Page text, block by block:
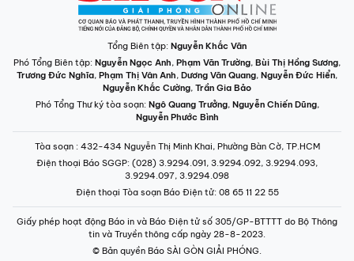
Tổng Biên tập: Nguyễn Khắc Văn
Phó Tổng Biên tập: Nguyễn Ngọc Anh, Phạm Văn Trường, Bùi Thị Hồng Sương,
Trương Đức Nghĩa, Phạm Thị Vân Anh, Dương Văn Quang, Nguyễn Đức Hiển,
Nguyễn Khắc Cường, Trần Gia Bảo
Phó Tổng Thư ký tòa soạn: Ngô Quang Trưởng, Nguyễn Chiến Dũng,
Nguyễn Phước Bình
Tòa soạn : 432-434 Nguyễn Thị Minh Khai, Phường Bàn Cờ, TP.HCM
Điện thoại Báo SGGP: (028) 3.9294.091, 3.9294.092, 3.9294.093,
3.9294.097, 3.9294.098
Điện thoại Tòa soạn Báo Điện tử: 08 65 11 22 55
Giấy phép hoạt động Báo in và Báo Điện tử số 305/GP-BTTTT do Bộ Thông
tin và Truyền thông cấp ngày 28-8-2023.
© Bản quyền Báo SÀI GÒN GIẢI PHÓNG.